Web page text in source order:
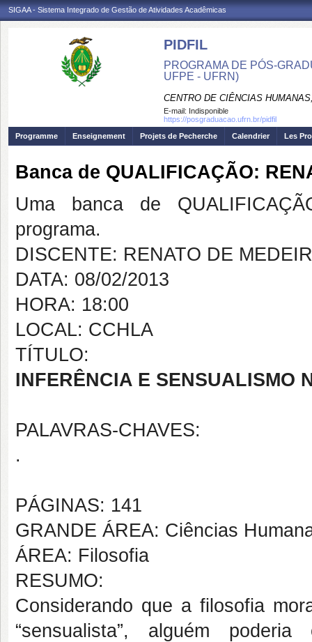
SIGAA - Sistema Integrado de Gestão de Atividades Acadêmicas
PIDFIL
PROGRAMA DE PÓS-
UFPE - UFRN)
CENTRO DE CIÊNCIAS
E-mail: Indisponible
https://posgraduacao.ufrn.br/pidfil
Programme
Enseignement Projets de Pecherche Calendrier Les
Banca de QUALIFICAÇÃO:
Uma banca de
programa.
DISCENTE: RENATO DE
DATA: 08/02/2013
HORA: 18:00
LOCAL: CCHLA
TÍTULO:
INFERÊNCIA E SENSUALISMO
PALAVRAS-CHAVES:
.
PÁGINAS: 141
GRANDE ÁREA: Ciências
ÁREA: Filosofia
RESUMO:
Considerando que a filosofia
“sensualista”, alguém